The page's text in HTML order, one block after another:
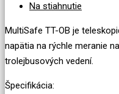
Na stiahnutie
MultiSafe TT-OB je
napätia na rýchle meranie
trolejbusových vedení.
Špecifikácia: